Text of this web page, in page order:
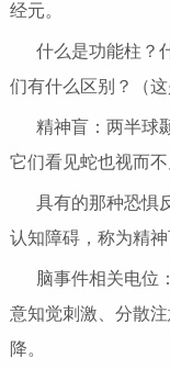
经元。
什么是功能柱？
们有什么区别？（
精神盲：两半球
它们看见蛇也视而
具有的那种恐惧
认知障碍，称为精神
脑事件相关电位
意知觉刺激、分散
降。